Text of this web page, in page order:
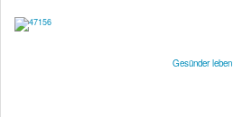
Gesünder leben